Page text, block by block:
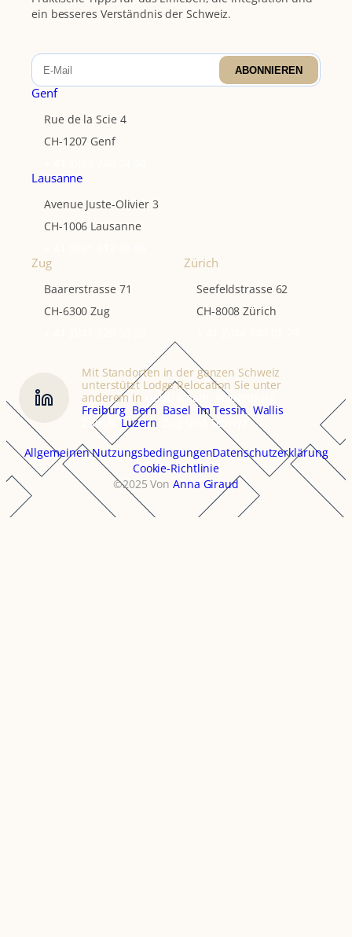
ein besseres Verständnis der Schweiz.
ABONNIEREN
Genf
Rue de la Scie 4
CH-1207 Genf
Lausanne
Avenue Juste-Olivier 3
CH-1006 Lausanne
Zug
Baarerstrasse 71
CH-6300 Zug
Zürich
Seefeldstrasse 62
CH-8008 Zürich
Mit Standorten in der ganzen Schweiz
unterstützt Lodge Relocation Sie unter
anderem in
Genf, Waadt, Neuenburg,
Freiburg Bern Basel im Tessin, Wallis
Zürich, Luzern , Zug und Schwyz.
Allgemeinen NutzungsbedingungenDatenschutzerklärung
Cookie-Richtlinie
©2025 VonAnna Giraud